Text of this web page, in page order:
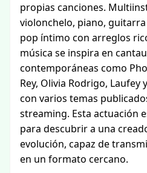
propias canciones.
violonchelo, piano,
pop íntimo con arreglos
música se inspira en
contemporáneas como
Rey, Olivia Rodrigo, Laufey
con varios temas
streaming. Esta actuación
para descubrir a una
evolución, capaz de
en un formato cercano.